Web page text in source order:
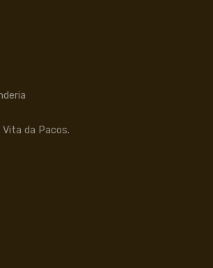
Vita da Pacos.